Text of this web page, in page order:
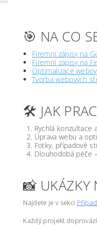
🎯 NA CO
Firemní zápisy na
Firemní zápisy na
Optimalizace
Tvorba webových
🛠️ JAK
Rychlá konzultace
Úprava webu a
Fotky, případové
Dlouhodobá péče
📸 UKÁZKY
Najdete je v sekci
Každý projekt